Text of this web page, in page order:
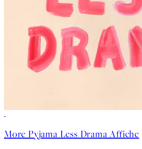
More Pyjama Less Drama Affiche